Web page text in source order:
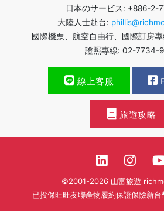
日本のサービス: +886-2-
大陸人士赴台:
國際機票、航空自由行、國際訂房
證照專線: 02-7734-
線上客服
旅遊攻略
©2001-2026 山富旅遊
已投保旺旺友聯產物履約保證保險新